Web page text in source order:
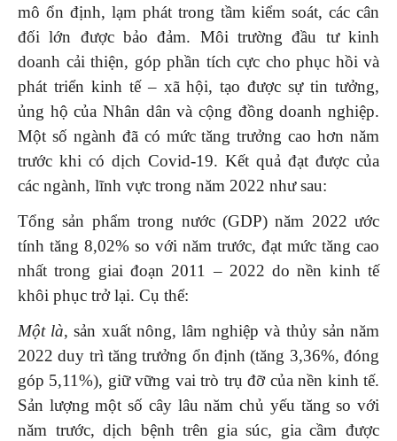
mô ổn định, lạm phát trong tầm kiểm soát, các cân
đối lớn được bảo đảm. Môi trường đầu tư kinh
doanh cải thiện, góp phần tích cực cho phục hồi và
phát triển kinh tế – xã hội, tạo được sự tin tưởng,
ủng hộ của Nhân dân và cộng đồng doanh nghiệp.
Một số ngành đã có mức tăng trưởng cao hơn năm
trước khi có dịch Covid-19. Kết quả đạt được của
các ngành, lĩnh vực trong năm 2022 như sau:
Tổng sản phẩm trong nước (GDP) năm 2022 ước
tính tăng 8,02% so với năm trước, đạt mức tăng cao
nhất trong giai đoạn 2011 – 2022 do nền kinh tế
khôi phục trở lại. Cụ thể:
Một là, sản xuất nông, lâm nghiệp và thủy sản năm
2022 duy trì tăng trưởng ổn định (tăng 3,36%, đóng
góp 5,11%), giữ vững vai trò trụ đỡ của nền kinh tế.
Sản lượng một số cây lâu năm chủ yếu tăng so với
năm trước, dịch bệnh trên gia súc, gia cầm được